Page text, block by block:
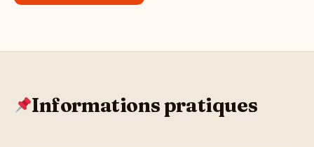
Informations pratiques